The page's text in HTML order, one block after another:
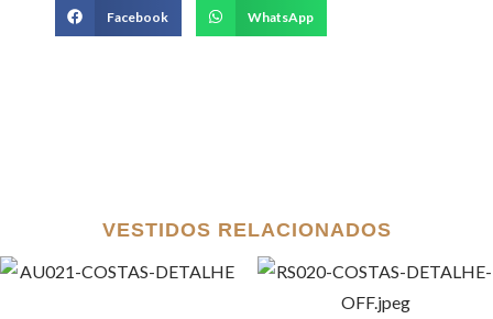
Facebook WhatsApp
VESTIDOS RELACIONADOS